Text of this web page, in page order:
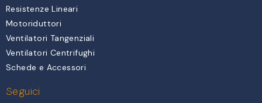
Resistenze Lineari
Motoriduttori
Ventilatori Tangenziali
Ventilatori Centrifughi
Schede e Accessori
Seguici